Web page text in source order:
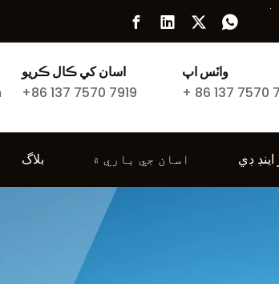
اسان کي ڪال ڪريو
+86 137 7570 7919
واٽس اپ
+ 86 137 7570
بلاگ اسان جي باري ۾ اينڊ ڊي